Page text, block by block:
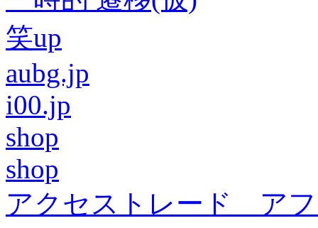
笑up
aubg.jp
i00.jp
shop
shop
アクセストレード ア